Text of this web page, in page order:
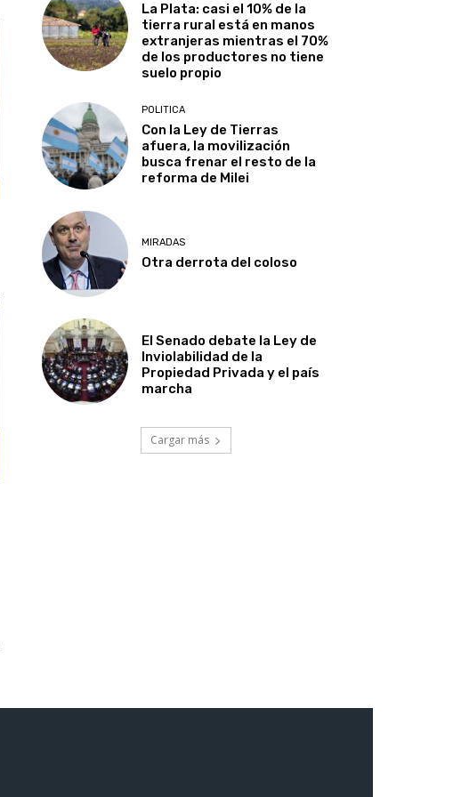
La Plata: casi el 10% de la
tierra rural está en manos
extranjeras mientras el 70%
de los productores no tiene
suelo propio
POLITICA
Con la Ley de Tierras
afuera, la movilización
busca frenar el resto de la
reforma de Milei
MIRADAS
Otra derrota del coloso
El Senado debate la Ley de
Inviolabilidad de la
Propiedad Privada y el país
marcha
Cargar más